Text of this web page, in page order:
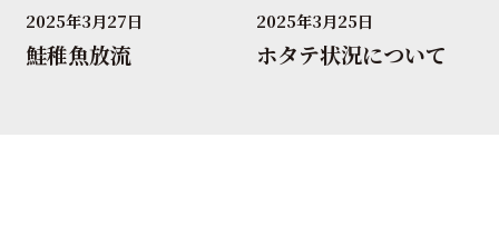
2025年3月27日
鮭稚魚放流
2025年3月25日
ホタテ状況について